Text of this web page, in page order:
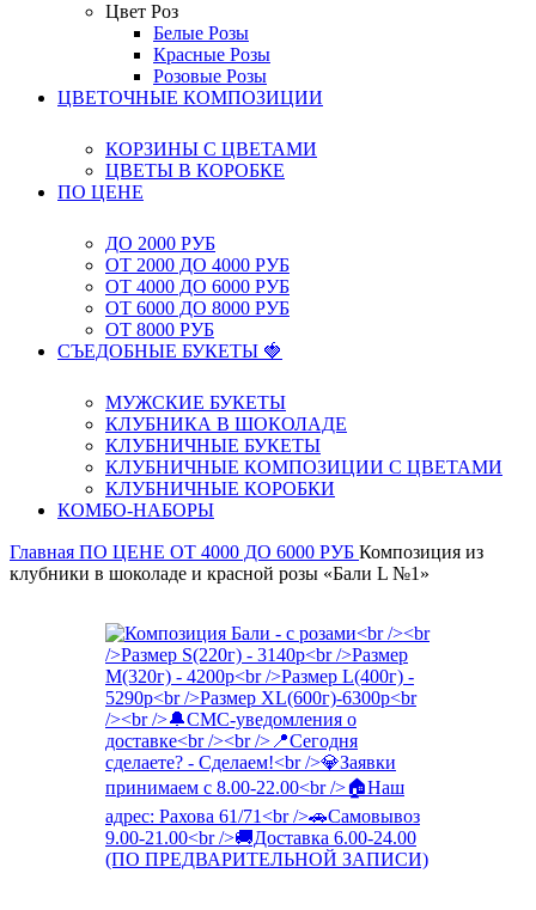
Цвет Роз
Белые Розы
Красные Розы
Розовые Розы
ЦВЕТОЧНЫЕ КОМПОЗИЦИИ
КОРЗИНЫ С ЦВЕТАМИ
ЦВЕТЫ В КОРОБКЕ
ПО ЦЕНЕ
ДО 2000 РУБ
ОТ 2000 ДО 4000 РУБ
ОТ 4000 ДО 6000 РУБ
ОТ 6000 ДО 8000 РУБ
ОТ 8000 РУБ
СЪЕДОБНЫЕ БУКЕТЫ 🍓
МУЖСКИЕ БУКЕТЫ
КЛУБНИКА В ШОКОЛАДЕ
КЛУБНИЧНЫЕ БУКЕТЫ
КЛУБНИЧНЫЕ КОМПОЗИЦИИ С ЦВЕТАМИ
КЛУБНИЧНЫЕ КОРОБКИ
КОМБО-НАБОРЫ
Главная ПО ЦЕНЕ ОТ 4000 ДО 6000 РУБ Композиция из
клубники в шоколаде и красной розы «Бали L №1»